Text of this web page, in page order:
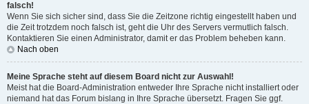
falsch!
Wenn Sie sich sicher sind, dass Sie die Zeitzone richtig eingestellt haben und
die Zeit trotzdem noch falsch ist, geht die Uhr des Servers vermutlich falsch.
Kontaktieren Sie einen Administrator, damit er das Problem beheben kann.
Nach oben
Meine Sprache steht auf diesem Board nicht zur Auswahl!
Meist hat die Board-Administration entweder Ihre Sprache nicht installiert oder
niemand hat das Forum bislang in Ihre Sprache übersetzt. Fragen Sie ggf.